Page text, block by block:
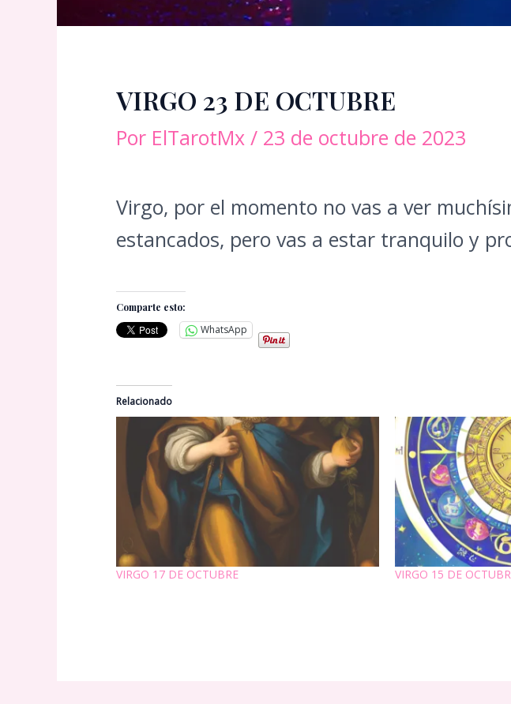
VIRGO 23 DE OCTUBRE
Por ElTarotMx / 23 de octubre de 2023
Virgo, por el momento no vas a ver
estancados, pero vas a estar tranquilo y
Comparte esto:
WhatsApp
Relacionado
VIRGO 17 DE OCTUBRE VIRGO 15 DE